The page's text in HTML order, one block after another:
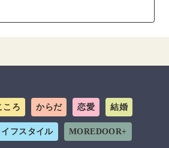
ころ からだ 恋愛 結婚
イフスタイル MOREDOOR+